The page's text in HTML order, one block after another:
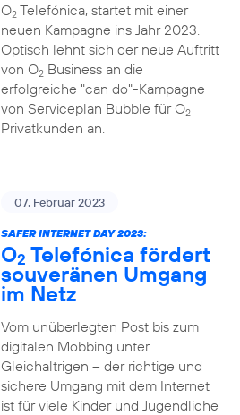
O2Telefónica, startet mit einer
neuen Kampagne ins Jahr 2023.
Optisch lehnt sich der neue Auftritt
von O2Business an die
erfolgreiche "can do"-Kampagne
von Serviceplan Bubble für O2
Privatkunden an.
07. Februar 2023
SAFER INTERNET DAY 2023:
O2 Telefónica fördert
souveränen Umgang
im Netz
Vom unüberlegten Post bis zum
digitalen Mobbing unter
Gleichaltrigen – der richtige und
sichere Umgang mit dem Internet
ist für viele Kinder und Jugendliche